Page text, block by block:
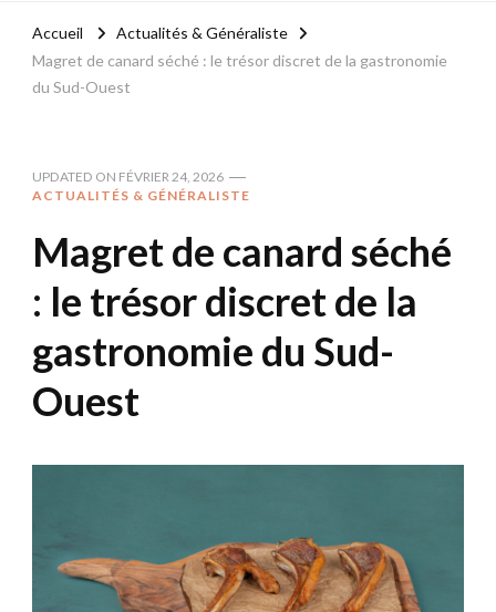
Accueil
Actualités & Généraliste
Magret de canard séché : le trésor discret de la gastronomie
du Sud-Ouest
UPDATED ON FÉVRIER 24, 2026
ACTUALITÉS & GÉNÉRALISTE
Magret de canard séché
: le trésor discret de la
gastronomie du Sud-
Ouest